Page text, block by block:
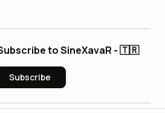
to SineXavaR - 🇹🇷
Subscribe